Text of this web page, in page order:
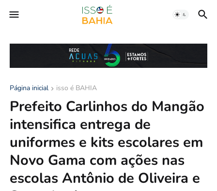
Página inicial isso é BAHIA
Prefeito Carlinhos do Mangão
intensifica entrega de
uniformes e kits escolares em
Novo Gama com ações nas
escolas Antônio de Oliveira e